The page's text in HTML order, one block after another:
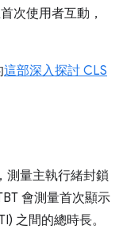
次使用者互動，
這部深入探討 CLS
測量主執行緒封鎖
會測量首次顯示
之間的總時長。